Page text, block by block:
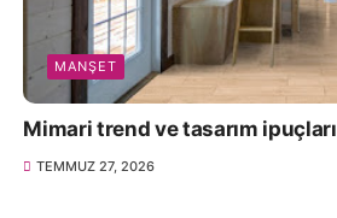
MANŞET
Mimari trend ve tasarım ipuçları
TEMMUZ 27, 2026